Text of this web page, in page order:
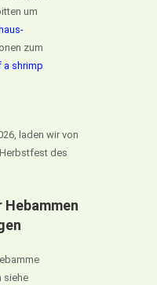
um
zum
shrimp
laden wir von
des
siehe